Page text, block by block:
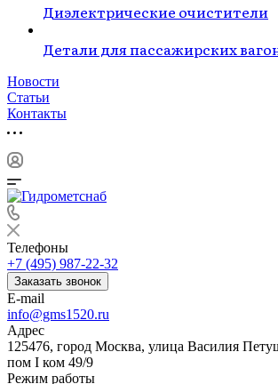
Диэлектрические очистители
Детали для пассажирских
Новости
Статьи
Контакты
Телефоны
+7 (495) 987-22-32
Заказать звонок
E-mail
info@gms1520.ru
Адрес
125476, город Москва, улица Василия
пом I ком 49/9
Режим работы